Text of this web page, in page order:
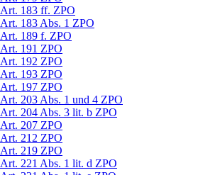
Art. 183 ff. ZPO
Art. 183 Abs. 1 ZPO
Art. 189 f. ZPO
Art. 191 ZPO
Art. 192 ZPO
Art. 193 ZPO
Art. 197 ZPO
Art. 203 Abs. 1 und 4 ZPO
Art. 204 Abs. 3 lit. b ZPO
Art. 207 ZPO
Art. 212 ZPO
Art. 219 ZPO
Art. 221 Abs. 1 lit. d ZPO